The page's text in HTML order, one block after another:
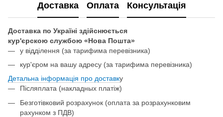
Доставка Оплата Консультація
Доставка по Україні здійснюється
кур'єрскою службою «Нова Пошта»
у відділення (за тарифима перевізника)
кур'єром на вашу адресу (за тарифима перевізника)
Детальна інформація про доставку
Післяплата (накладных платіж)
Безготівковий розрахунок (оплата за розрахунковим
рахунком з ПДВ)